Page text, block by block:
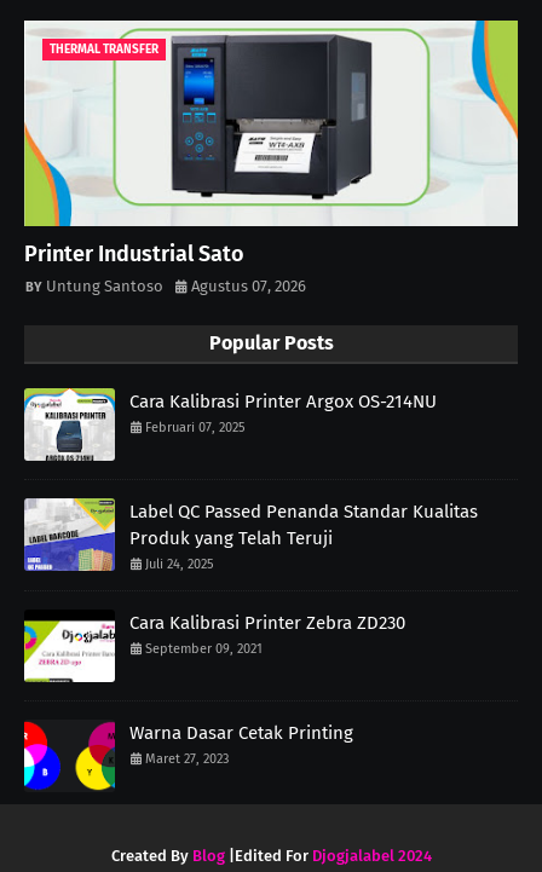
THERMAL TRANSFER
Printer Industrial Sato
Untung Santoso Agustus 07, 2026
Popular Posts
Cara Kalibrasi Printer Argox OS-214NU
Februari 07, 2025
Label QC Passed Penanda Standar Kualitas
Produk yang Telah Teruji
Juli 24, 2025
Cara Kalibrasi Printer Zebra ZD230
September 09, 2021
Warna Dasar Cetak Printing
Maret 27, 2023
Created By Blog|Edited For Djogjalabel 2024